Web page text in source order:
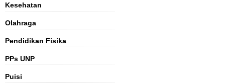
Kesehatan
Olahraga
Pendidikan Fisika
PPs UNP
Puisi